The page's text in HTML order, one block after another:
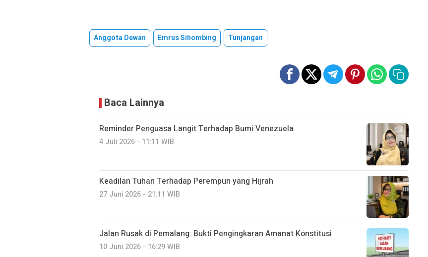
Anggota Dewan Emrus Sihombing Tunjangan
Baca Lainnya
Reminder Penguasa Langit Terhadap Bumi Venezuela
4 Juli 2026 - 11:11 WIB
Keadilan Tuhan Terhadap Perempun yang Hijrah
27 Juni 2026 - 21:11 WIB
Jalan Rusak di Pemalang: Bukti Pengingkaran Amanat Konstitusi
10 Juni 2026 - 16:29 WIB